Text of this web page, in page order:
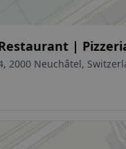
|
2000 Neuchâtel,